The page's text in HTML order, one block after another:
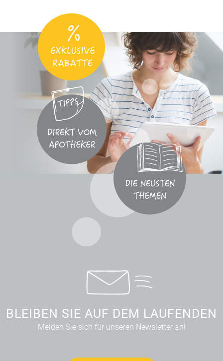
BLEIBEN SIE AUF DEM LAUFENDEN
Melden Sie sich für unseren Newsletter an!